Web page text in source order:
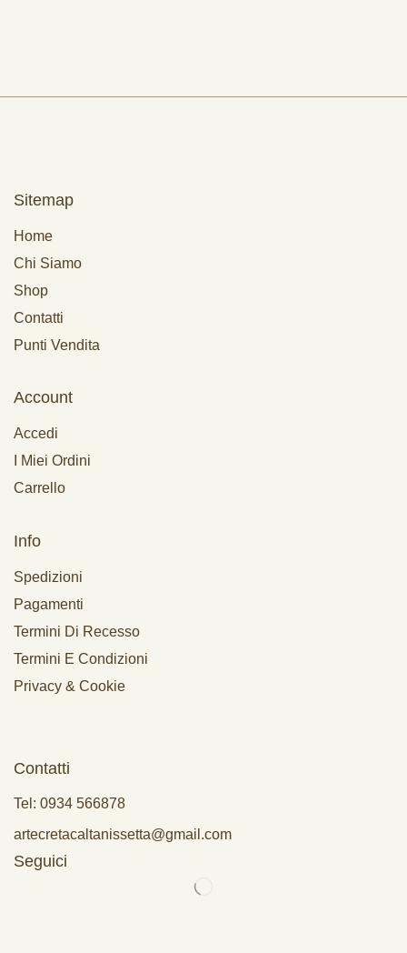
Sitemap
Home
Chi Siamo
Shop
Contatti
Punti Vendita
Account
Accedi
I Miei Ordini
Carrello
Info
Spedizioni
Pagamenti
Termini Di Recesso
Termini E Condizioni
Privacy & Cookie
Contatti
Tel: 0934 566878
artecretacaltanissetta@gmail.com
Seguici